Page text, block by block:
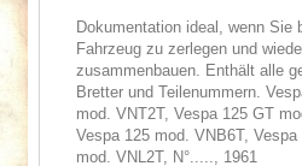
Dokumentation ideal, wenn Sie
Fahrzeug zu zerlegen und
zusammenbauen. Enthält alle
Bretter und Teilenummern.
mod. VNT2T, Vespa 125 GT
Vespa 125 mod. VNB6T, Vespa
mod. VNL2T, N°....., 1961